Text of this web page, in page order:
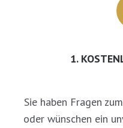
1.
Sie haben Fragen
oder wünschen ein